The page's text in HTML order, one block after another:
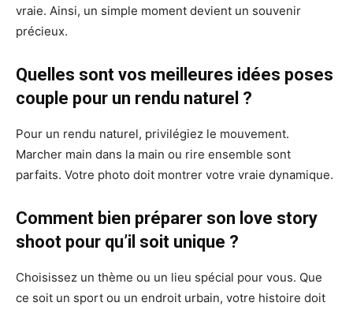
vraie. Ainsi, un simple moment devient un souvenir
précieux.
Quelles sont vos meilleures idées poses
couple pour un rendu naturel ?
Pour un rendu naturel, privilégiez le mouvement.
Marcher main dans la main ou rire ensemble sont
parfaits. Votre photo doit montrer votre vraie dynamique.
Comment bien préparer son love story
shoot pour qu’il soit unique ?
Choisissez un thème ou un lieu spécial pour vous. Que
ce soit un sport ou un endroit urbain, votre histoire doit